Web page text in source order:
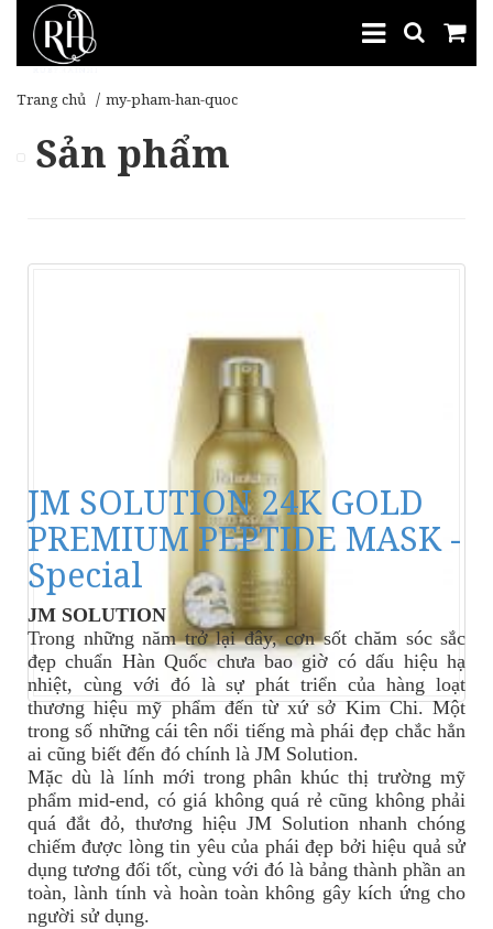
Trang chủ my-pham-han-quoc
Sản phẩm
JM SOLUTION 24K GOLD
PREMIUM PEPTIDE MASK -
Special
JM SOLUTION
Trong những năm trở lại đây, cơn sốt chăm sóc sắc
đẹp chuẩn Hàn Quốc chưa bao giờ có dấu hiệu hạ
nhiệt, cùng với đó là sự phát triển của hàng loạt
thương hiệu mỹ phẩm đến từ xứ sở Kim Chi. Một
trong số những cái tên nổi tiếng mà phái đẹp chắc hẳn
ai cũng biết đến đó chính là JM Solution.
Mặc dù là lính mới trong phân khúc thị trường mỹ
phẩm mid-end, có giá không quá rẻ cũng không phải
quá đắt đỏ, thương hiệu JM Solution nhanh chóng
chiếm được lòng tin yêu của phái đẹp bởi hiệu quả sử
dụng tương đối tốt, cùng với đó là bảng thành phần an
toàn, lành tính và hoàn toàn không gây kích ứng cho
người sử dụng.